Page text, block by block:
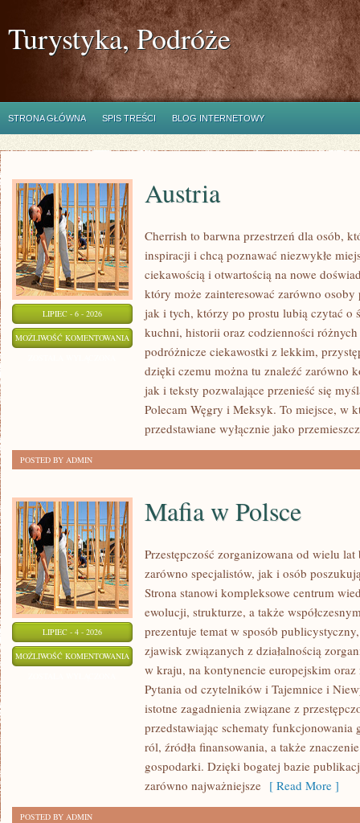
Turystyka, Podróże
STRONA GŁÓWNA SPIS TREŚCI BLOG INTERNETOWY
LIPIEC - 6 - 2026
MOŻLIWOŚĆ KOMENTOWANIA AUSTRIA
Austria
Cherrish to barwna przestrzeń dla osób,
inspiracji i chcą poznawać niezwykłe
ciekawością i otwartością na nowe
który może zainteresować zarówno
jak i tych, którzy po prostu lubią czytać o
kuchni, historii oraz codzienności
podróżnicze ciekawostki z lekkim,
dzięki czemu można tu znaleźć zarówno
jak i teksty pozwalające przenieść się
Polecam Węgry i Meksyk. To miejsce, w
przedstawiane wyłącznie jako
POSTED BY ADMIN
LIPIEC - 4 - 2026
MOŻLIWOŚĆ KOMENTOWANIA MAFIA
POLSCE
Mafia w Polsce
Przestępczość zorganizowana od wielu
zarówno specjalistów, jak i osób
Strona stanowi kompleksowe centrum
ewolucji, strukturze, a także
prezentuje temat w sposób
zjawisk związanych z działalnością
w kraju, na kontynencie europejskim oraz
Pytania od czytelników i Tajemnice i
istotne zagadnienia związane z
przedstawiając schematy funkcjonowania
ról, źródła finansowania, a także
gospodarki. Dzięki bogatej bazie
zarówno najważniejsze [ Read More ]
POSTED BY ADMIN